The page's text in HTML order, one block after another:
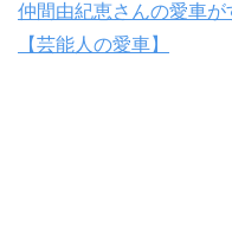
仲間由紀恵さんの愛車
【芸能人の愛車】